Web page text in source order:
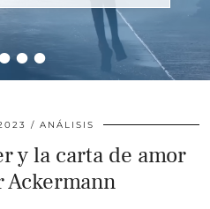
••
ANÁLISIS
y la carta de amor
Ackermann